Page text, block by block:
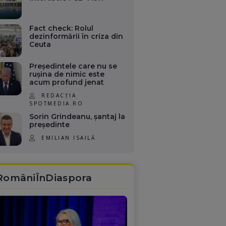
Fact check: Rolul
dezinformării în criza din
Ceuta
Președintele care nu se
rușina de nimic este
acum profund jenat
REDACȚIA
SPOTMEDIA.RO
Sorin Grindeanu, șantaj la
președinte
EMILIAN ISAILĂ